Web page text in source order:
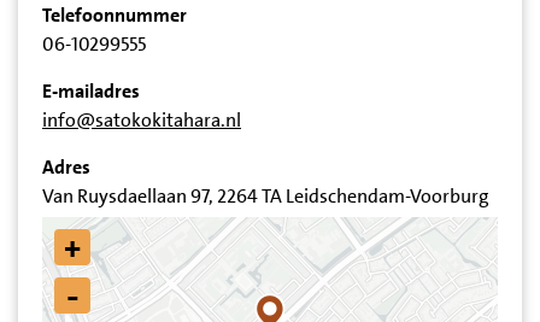
Telefoonnummer
06-10299555
E-mailadres
info@satokokitahara.nl
Adres
Van Ruysdaellaan 97, 2264 TA Leidschendam-Voorburg
+
-